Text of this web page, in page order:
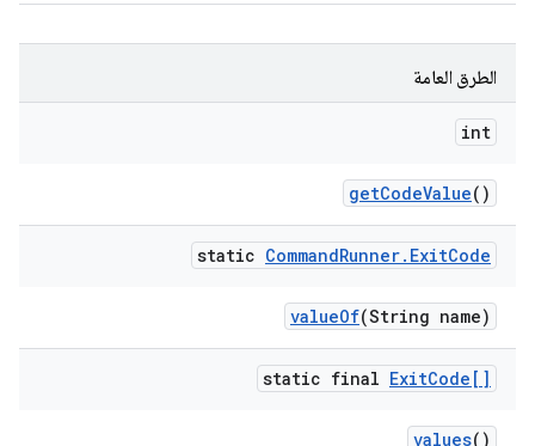
الطرق العامة
int
getCodeValue()
static CommandRunner. ExitCode
valueOf(String name)
static final ExitCode[]
values()